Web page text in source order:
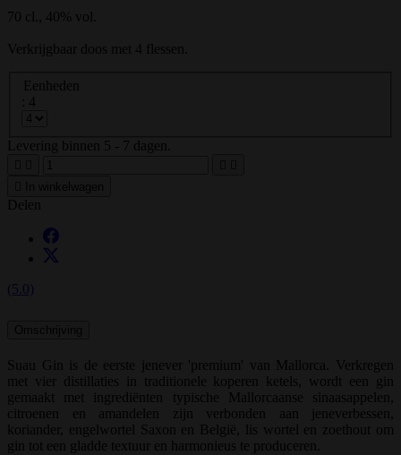
70 cl., 40% vol.
Verkrijgbaar doos met 4 flessen.
Eenheden
: 4
Levering binnen 5 - 7 dagen.
Delen
(5.0)
Suau Gin is de eerste jenever 'premium' van Mallorca. Verkregen
met vier distillaties in traditionele koperen ketels, wordt een gin
gemaakt met ingrediënten typische Mallorcaanse sinaasappelen,
citroenen en amandelen zijn verbonden aan jeneverbessen,
koriander, engelwortel Saxon en België, lis wortel en zoethout om
gin tot een gladde textuur en harmonieus te produceren.